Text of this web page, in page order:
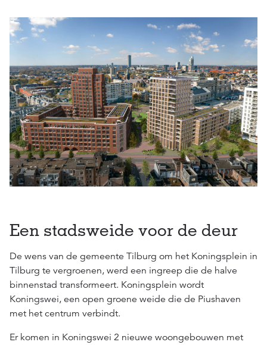
Een stadsweide voor de deur
De wens van de gemeente Tilburg om het Koningsplein in
Tilburg te vergroenen, werd een ingreep die de halve
binnenstad transformeert. Koningsplein wordt
Koningswei, een open groene weide die de Piushaven
met het centrum verbindt.
Er komen in Koningswei 2 nieuwe woongebouwen met